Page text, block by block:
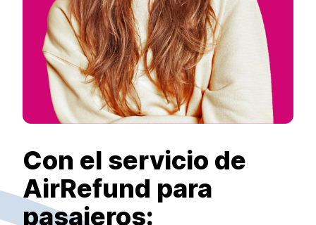
Con el servicio de
AirRefund para
pasajeros: